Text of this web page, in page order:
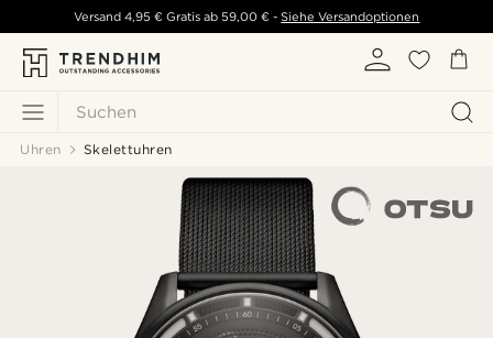
Suchen
Versand 4,95 € Gratis ab 59,00 € - Siehe Versandoptionen
Uhren Skelettuhren